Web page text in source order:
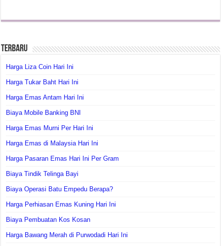
Terbaru
Harga Liza Coin Hari Ini
Harga Tukar Baht Hari Ini
Harga Emas Antam Hari Ini
Biaya Mobile Banking BNI
Harga Emas Murni Per Hari Ini
Harga Emas di Malaysia Hari Ini
Harga Pasaran Emas Hari Ini Per Gram
Biaya Tindik Telinga Bayi
Biaya Operasi Batu Empedu Berapa?
Harga Perhiasan Emas Kuning Hari Ini
Biaya Pembuatan Kos Kosan
Harga Bawang Merah di Purwodadi Hari Ini